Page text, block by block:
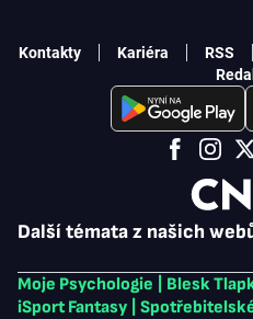
Další témata z našich
Moje Psychologie Blesk
iSport Fantasy
Kontakty Kariéra RSS